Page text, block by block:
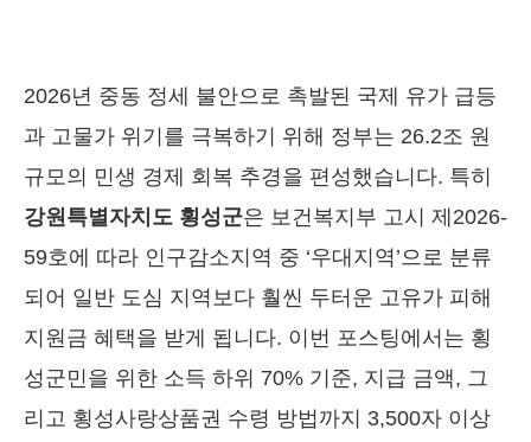
2026년 중동 정세 불안으로 촉발된 국제 유가 급등
과 고물가 위기를 극복하기 위해 정부는 26.2조 원
규모의 민생 경제 회복 추경을 편성했습니다. 특히
강원특별자치도 횡성군은 보건복지부 고시 제2026-
59호에 따라 인구감소지역 중 ‘우대지역’으로 분류
되어 일반 도심 지역보다 훨씬 두터운 고유가 피해
지원금 혜택을 받게 됩니다. 이번 포스팅에서는 횡
성군민을 위한 소득 하위 70% 기준, 지급 금액, 그
리고 횡성사랑상품권 수령 방법까지 3,500자 이상